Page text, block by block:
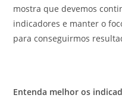
mostra que devemos
indicadores e manter o
para conseguirmos
Entenda melhor os